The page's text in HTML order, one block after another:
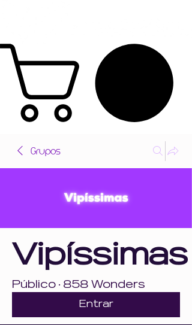
Grupos
Vipíssimas
Público · 858 Wonders
Entrar